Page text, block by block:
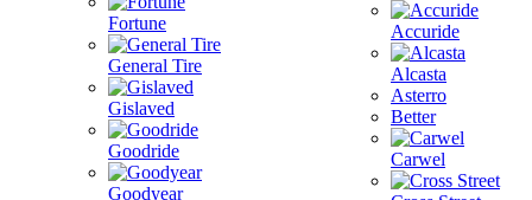
Fortune
General Tire
Gislaved
Goodride
Goodyear
Accuride
Alcasta
Asterro
Better
Carwel